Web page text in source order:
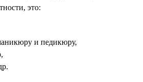
это:
и педикюру,